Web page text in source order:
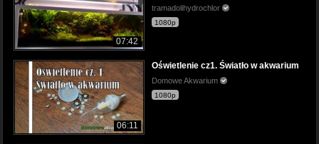
07:42
tramadolihydrochlor
1080p
06:11
Oświetlenie cz1. Światło w akwarium
Domowe Akwarium
1080p